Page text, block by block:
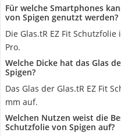
Für welche Smartphones
von Spigen genutzt werden?
Die Glas.tR EZ Fit
Pro.
Welche Dicke hat das Glas
Spigen?
Das Glas der Glas.tR EZ Fit
mm auf.
Welchen Nutzen weist die
Schutzfolie von Spigen auf?